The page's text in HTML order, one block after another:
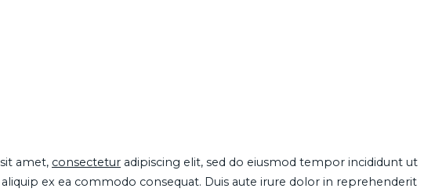
amet, consectetur adipiscing elit, sed do eiusmod tempor incididunt ut
ex ea commodo consequat. Duis aute irure dolor in reprehenderit